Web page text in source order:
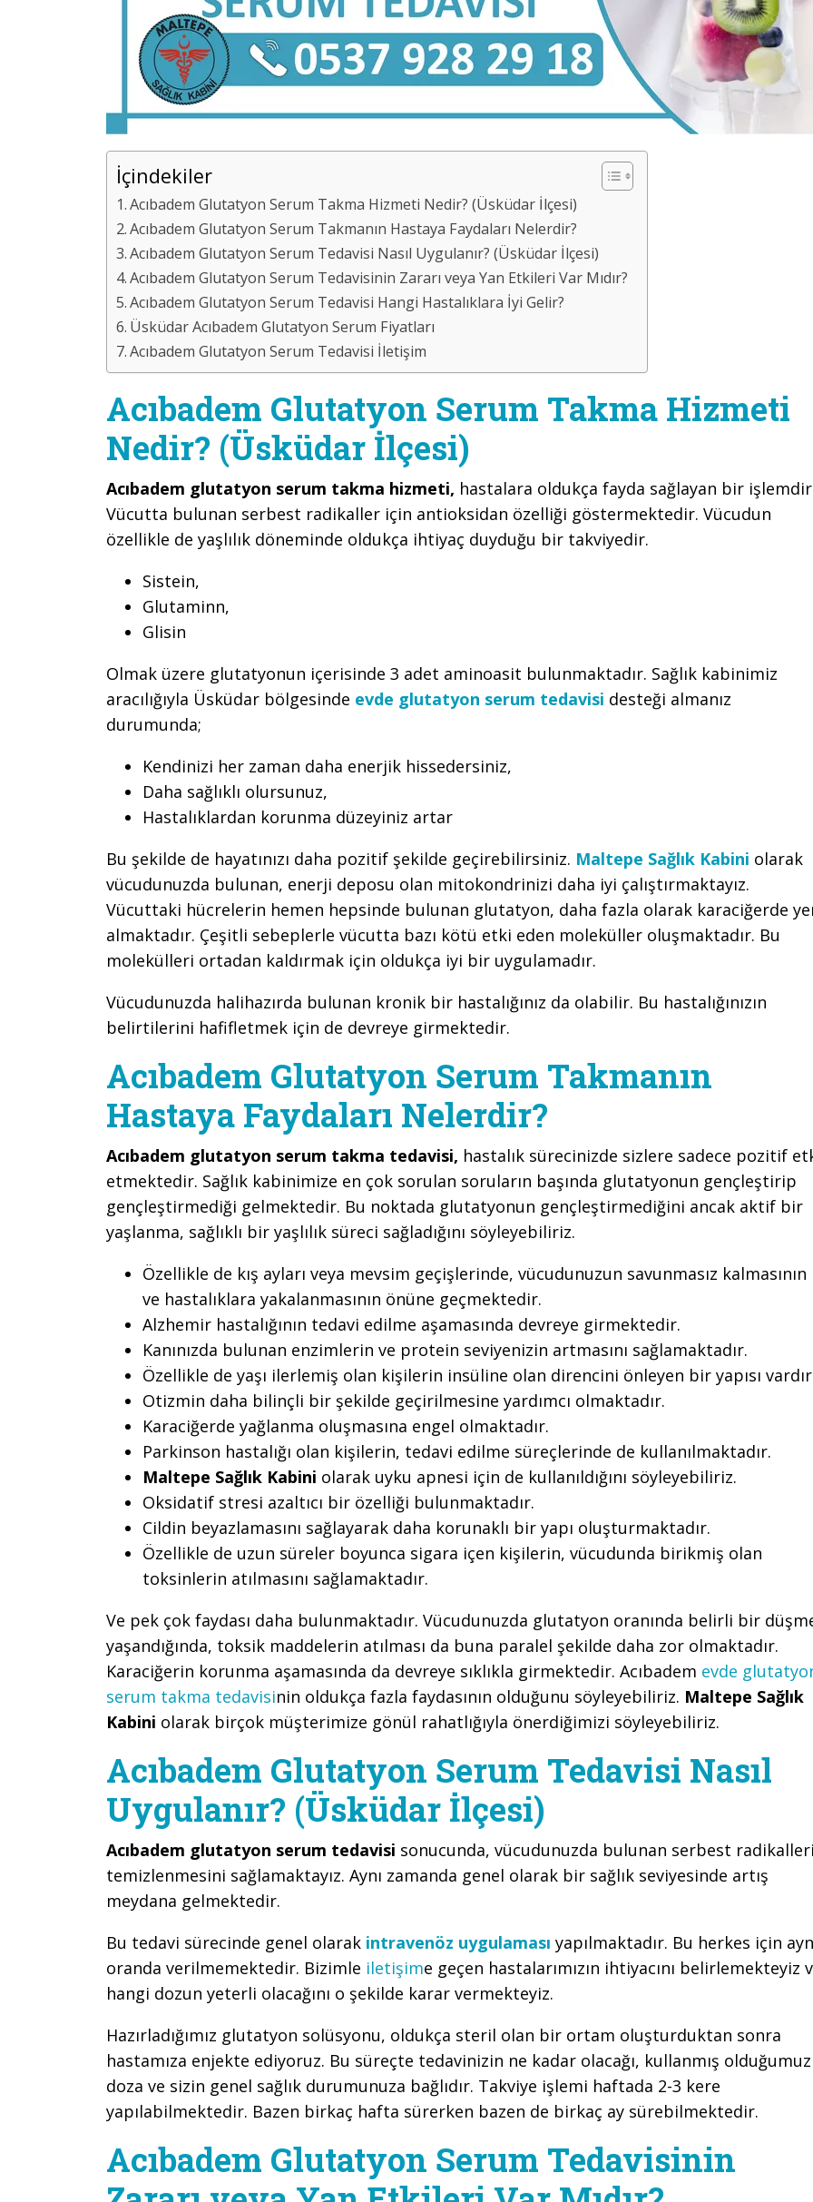
İçindekiler
Acıbadem Glutatyon Serum Takma Hizmeti Nedir? (Üsküdar İlçesi)
Acıbadem Glutatyon Serum Takmanın Hastaya Faydaları Nelerdir?
Acıbadem Glutatyon Serum Tedavisi Nasıl Uygulanır? (Üsküdar İlçesi)
Acıbadem Glutatyon Serum Tedavisinin Zararı veya Yan Etkileri Var Mıdır?
Acıbadem Glutatyon Serum Tedavisi Hangi Hastalıklara İyi Gelir?
Üsküdar Acıbadem Glutatyon Serum Fiyatları
Acıbadem Glutatyon Serum Tedavisi İletişim
Acıbadem Glutatyon Serum Takma Hizmeti
Nedir? (Üsküdar İlçesi)
Acıbadem glutatyon serum takma hizmeti, hastalara oldukça fayda sağlayan bir
Vücutta bulunan serbest radikaller için antioksidan özelliği göstermektedir. Vücudun
özellikle de yaşlılık döneminde oldukça ihtiyaç duyduğu bir takviyedir.
Sistein,
Glutaminn,
Glisin
Olmak üzere glutatyonun içerisinde 3 adet aminoasit bulunmaktadır. Sağlık kabinimiz
aracılığıyla Üsküdar bölgesinde evde glutatyon serum tedavisi desteği almanız
durumunda;
Kendinizi her zaman daha enerjik hissedersiniz,
Daha sağlıklı olursunuz,
Hastalıklardan korunma düzeyiniz artar
Bu şekilde de hayatınızı daha pozitif şekilde geçirebilirsiniz. Maltepe Sağlık Kabini olarak
vücudunuzda bulunan, enerji deposu olan mitokondrinizi daha iyi çalıştırmaktayız.
Vücuttaki hücrelerin hemen hepsinde bulunan glutatyon, daha fazla olarak karaciğerde
almaktadır. Çeşitli sebeplerle vücutta bazı kötü etki eden moleküller oluşmaktadır. Bu
molekülleri ortadan kaldırmak için oldukça iyi bir uygulamadır.
Vücudunuzda halihazırda bulunan kronik bir hastalığınız da olabilir. Bu hastalığınızın
belirtilerini hafifletmek için de devreye girmektedir.
Acıbadem Glutatyon Serum Takmanın
Hastaya Faydaları Nelerdir?
Acıbadem glutatyon serum takma tedavisi, hastalık sürecinizde sizlere sadece pozitif
etmektedir. Sağlık kabinimize en çok sorulan soruların başında glutatyonun gençleştirip
gençleştirmediği gelmektedir. Bu noktada glutatyonun gençleştirmediğini ancak aktif bir
yaşlanma, sağlıklı bir yaşlılık süreci sağladığını söyleyebiliriz.
Özellikle de kış ayları veya mevsim geçişlerinde, vücudunuzun savunmasız kalmasının
ve hastalıklara yakalanmasının önüne geçmektedir.
Alzhemir hastalığının tedavi edilme aşamasında devreye girmektedir.
Kanınızda bulunan enzimlerin ve protein seviyenizin artmasını sağlamaktadır.
Özellikle de yaşı ilerlemiş olan kişilerin insüline olan direncini önleyen bir yapısı
Otizmin daha bilinçli bir şekilde geçirilmesine yardımcı olmaktadır.
Karaciğerde yağlanma oluşmasına engel olmaktadır.
Parkinson hastalığı olan kişilerin, tedavi edilme süreçlerinde de kullanılmaktadır.
Maltepe Sağlık Kabini olarak uyku apnesi için de kullanıldığını söyleyebiliriz.
Oksidatif stresi azaltıcı bir özelliği bulunmaktadır.
Cildin beyazlamasını sağlayarak daha korunaklı bir yapı oluşturmaktadır.
Özellikle de uzun süreler boyunca sigara içen kişilerin, vücudunda birikmiş olan
toksinlerin atılmasını sağlamaktadır.
Ve pek çok faydası daha bulunmaktadır. Vücudunuzda glutatyon oranında belirli bir
yaşandığında, toksik maddelerin atılması da buna paralel şekilde daha zor olmaktadır.
Karaciğerin korunma aşamasında da devreye sıklıkla girmektedir. Acıbadem evde
serum takma tedavisinin oldukça fazla faydasının olduğunu söyleyebiliriz. Maltepe Sağlık
Kabini olarak birçok müşterimize gönül rahatlığıyla önerdiğimizi söyleyebiliriz.
Acıbadem Glutatyon Serum Tedavisi Nasıl
Uygulanır? (Üsküdar İlçesi)
Acıbadem glutatyon serum tedavisi sonucunda, vücudunuzda bulunan serbest
temizlenmesini sağlamaktayız. Aynı zamanda genel olarak bir sağlık seviyesinde artış
meydana gelmektedir.
Bu tedavi sürecinde genel olarak intravenöz uygulaması yapılmaktadır. Bu herkes için
oranda verilmemektedir. Bizimle iletişime geçen hastalarımızın ihtiyacını belirlemekteyiz
hangi dozun yeterli olacağını o şekilde karar vermekteyiz.
Hazırladığımız glutatyon solüsyonu, oldukça steril olan bir ortam oluşturduktan sonra
hastamıza enjekte ediyoruz. Bu süreçte tedavinizin ne kadar olacağı, kullanmış olduğumuz
doza ve sizin genel sağlık durumunuza bağlıdır. Takviye işlemi haftada 2-3 kere
yapılabilmektedir. Bazen birkaç hafta sürerken bazen de birkaç ay sürebilmektedir.
Acıbadem Glutatyon Serum Tedavisinin